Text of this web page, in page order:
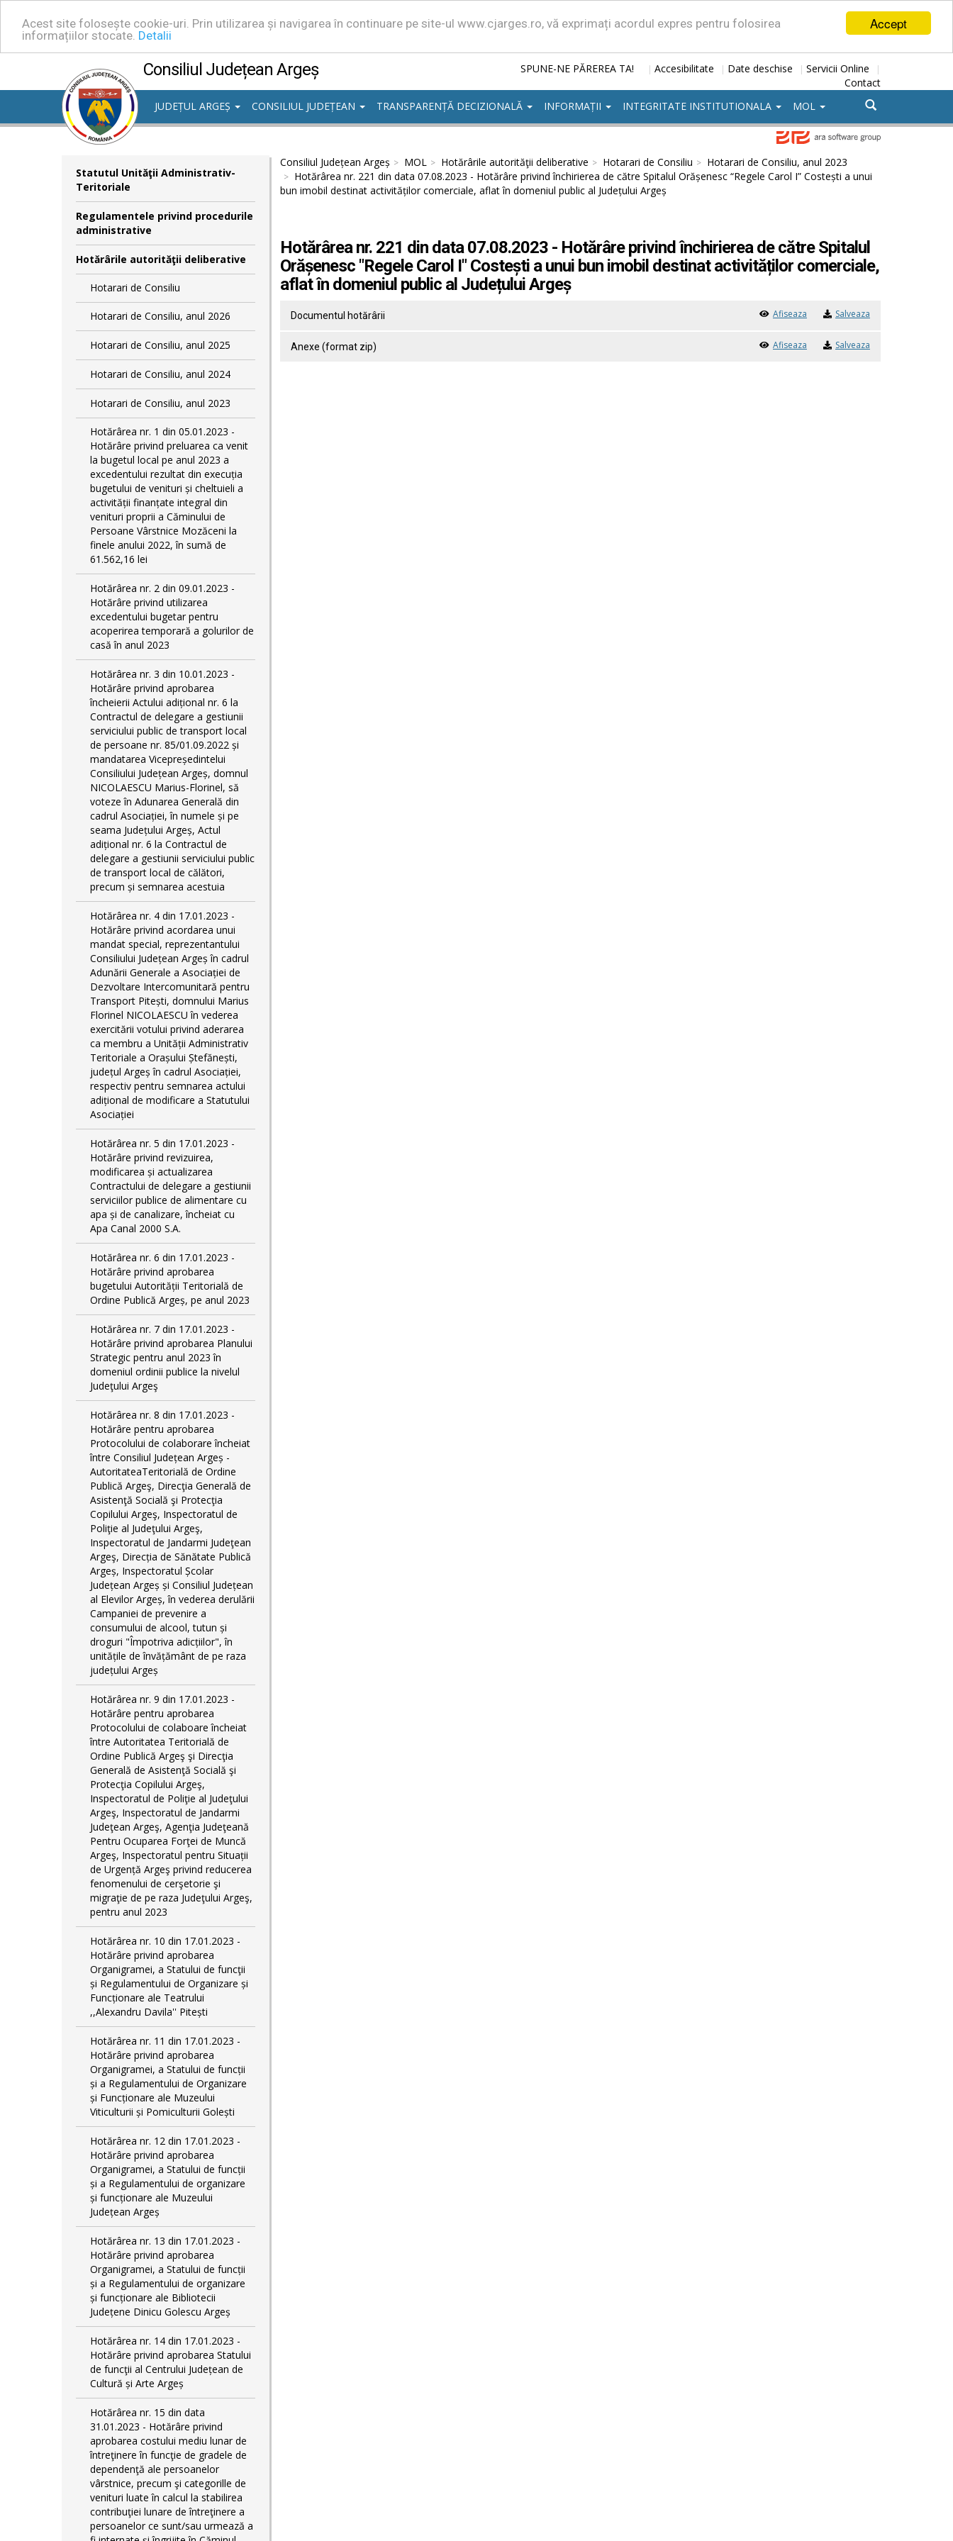
Accept
Acest site folosește cookie-uri. Prin utilizarea și navigarea în continuare pe site-ul www.cjarges.ro, vă exprimați acordul expres pentru folosirea
informațiilor stocate. Detalii
Consiliul Județean Argeș SPUNE-NE PĂREREA TA! | Accesibilitate | Date deschise | Servicii Online |
Contact
JUDEȚUL ARGEȘ
CONSILIUL JUDEȚEAN TRANSPARENȚĂ DECIZIONALĂ INFORMAȚII INTEGRITATE INSTITUTIONALA MOL
Statutul Unităţii Administrativ-
Teritoriale
Regulamentele privind procedurile
administrative
Hotărârile autorităţii deliberative
Hotarari de Consiliu
Hotarari de Consiliu, anul 2026
Hotarari de Consiliu, anul 2025
Hotarari de Consiliu, anul 2024
Hotarari de Consiliu, anul 2023
Hotărârea nr. 1 din 05.01.2023 -
Hotărâre privind preluarea ca venit
la bugetul local pe anul 2023 a
excedentului rezultat din execuția
bugetului de venituri și cheltuieli a
activității finanțate integral din
venituri proprii a Căminului de
Persoane Vârstnice Mozăceni la
finele anului 2022, în sumă de
61.562,16 lei
Hotărârea nr. 2 din 09.01.2023 -
Hotărâre privind utilizarea
excedentului bugetar pentru
acoperirea temporară a golurilor de
casă în anul 2023
Hotărârea nr. 3 din 10.01.2023 -
Hotărâre privind aprobarea
încheierii Actului adițional nr. 6 la
Contractul de delegare a gestiunii
serviciului public de transport local
de persoane nr. 85/01.09.2022 și
mandatarea Vicepreședintelui
Consiliului Județean Argeș, domnul
NICOLAESCU Marius-Florinel, să
voteze în Adunarea Generală din
cadrul Asociației, în numele și pe
seama Județului Argeș, Actul
adițional nr. 6 la Contractul de
delegare a gestiunii serviciului public
de transport local de călători,
precum și semnarea acestuia
Hotărârea nr. 4 din 17.01.2023 -
Hotărâre privind acordarea unui
mandat special, reprezentantului
Consiliului Județean Argeș în cadrul
Adunării Generale a Asociației de
Dezvoltare Intercomunitară pentru
Transport Pitești, domnului Marius
Florinel NICOLAESCU în vederea
exercitării votului privind aderarea
ca membru a Unității Administrativ
Teritoriale a Orașului Ștefănești,
județul Argeș în cadrul Asociației,
respectiv pentru semnarea actului
adițional de modificare a Statutului
Asociației
Hotărârea nr. 5 din 17.01.2023 -
Hotărâre privind revizuirea,
modificarea și actualizarea
Contractului de delegare a gestiunii
serviciilor publice de alimentare cu
apa și de canalizare, încheiat cu
Apa Canal 2000 S.A.
Hotărârea nr. 6 din 17.01.2023 -
Hotărâre privind aprobarea
bugetului Autorității Teritorială de
Ordine Publică Argeș, pe anul 2023
Hotărârea nr. 7 din 17.01.2023 -
Hotărâre privind aprobarea Planului
Strategic pentru anul 2023 în
domeniul ordinii publice la nivelul
Judeţului Argeş
Hotărârea nr. 8 din 17.01.2023 -
Hotărâre pentru aprobarea
Protocolului de colaborare încheiat
între Consiliul Județean Argeș -
AutoritateaTeritorială de Ordine
Publică Argeş, Direcţia Generală de
Asistenţă Socială şi Protecţia
Copilului Argeş, Inspectoratul de
Poliţie al Judeţului Argeş,
Inspectoratul de Jandarmi Judeţean
Argeş, Direcția de Sănătate Publică
Argeș, Inspectoratul Școlar
Județean Argeș și Consiliul Județean
al Elevilor Argeș, în vederea derulării
Campaniei de prevenire a
consumului de alcool, tutun și
droguri "Împotriva adicțiilor", în
unitățile de învățământ de pe raza
județului Argeș
Hotărârea nr. 9 din 17.01.2023 -
Hotărâre pentru aprobarea
Protocolului de colaboare încheiat
între Autoritatea Teritorială de
Ordine Publică Argeş şi Direcţia
Generală de Asistenţă Socială şi
Protecţia Copilului Argeş,
Inspectoratul de Poliţie al Judeţului
Argeş, Inspectoratul de Jandarmi
Judeţean Argeş, Agenţia Judeţeană
Pentru Ocuparea Forţei de Muncă
Argeş, Inspectoratul pentru Situații
de Urgență Argeş privind reducerea
fenomenului de cerşetorie şi
migraţie de pe raza Judeţului Argeş,
pentru anul 2023
Hotărârea nr. 10 din 17.01.2023 -
Hotărâre privind aprobarea
Organigramei, a Statului de funcţii
și Regulamentului de Organizare și
Funcționare ale Teatrului
,,Alexandru Davila'' Pitești
Hotărârea nr. 11 din 17.01.2023 -
Hotărâre privind aprobarea
Organigramei, a Statului de funcții
și a Regulamentului de Organizare
și Funcționare ale Muzeului
Viticulturii și Pomiculturii Golești
Hotărârea nr. 12 din 17.01.2023 -
Hotărâre privind aprobarea
Organigramei, a Statului de funcții
și a Regulamentului de organizare
și funcționare ale Muzeului
Județean Argeș
Hotărârea nr. 13 din 17.01.2023 -
Hotărâre privind aprobarea
Organigramei, a Statului de funcții
și a Regulamentului de organizare
și funcționare ale Bibliotecii
Județene Dinicu Golescu Argeș
Hotărârea nr. 14 din 17.01.2023 -
Hotărâre privind aprobarea Statului
de funcţii al Centrului Județean de
Cultură și Arte Argeș
Hotărârea nr. 15 din data
31.01.2023 - Hotărâre privind
aprobarea costului mediu lunar de
întreţinere în funcţie de gradele de
dependenţă ale persoanelor
vârstnice, precum şi categorille de
venituri luate în calcul la stabilirea
contribuţiei lunare de întreţinere a
persoanelor ce sunt/sau urmează a
Consiliul Județean Argeș MOL Hotărârile autorităţii deliberative Hotarari de Consiliu
Hotarari de Consiliu, anul 2023
Hotărârea nr. 221 din data 07.08.2023 - Hotărâre privind închirierea de către Spitalul Orășenesc “Regele Carol I” Costești a unui
bun imobil destinat activităților comerciale, aflat în domeniul public al Județului Argeș
Hotărârea nr. 221 din data 07.08.2023 - Hotărâre privind închirierea de către Spitalul
Orășenesc "Regele Carol I" Costești a unui bun imobil destinat activităților comerciale,
aflat în domeniul public al Județului Argeș
Documentul hotărârii Afiseaza Salveaza
Anexe (format zip) Afiseaza Salveaza